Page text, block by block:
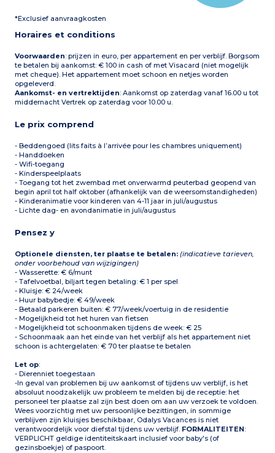
*Exclusief aanvraagkosten
Horaires et conditions
Voorwaarden: prijzen in euro, per appartement en per verblijf. Borgsom
te betalen bij aankomst: € 100 in cash of met Visacard (niet mogelijk
met cheque). Het appartement moet schoon en netjes worden
opgeleverd.
Aankomst- en vertrektijden: Aankomst op zaterdag vanaf 16.00 u tot
middernacht Vertrek op zaterdag voor 10.00 u.
Le prix comprend
- Beddengoed (lits faits à l’arrivée pour les chambres uniquement)
- Handdoeken
- Wifi-toegang
- Kinderspeelplaats
- Toegang tot het zwembad met onverwarmd peuterbad geopend van
begin april tot half oktober (afhankelijk van de weersomstandigheden)
- Kinderanimatie voor kinderen van 4-11 jaar in juli/augustus
- Lichte dag- en avondanimatie in juli/augustus
Pensez y
Optionele diensten, ter plaatse te betalen: (indicatieve tarieven,
onder voorbehoud van wijzigingen)
- Wasserette: € 6/munt
- Tafelvoetbal, biljart tegen betaling: € 1 per spel
- Kluisje: € 24/week
- Huur babybedje: € 49/week
- Betaald parkeren buiten: € 77/week/voertuig in de residentie
- Mogelijkheid tot het huren van fietsen
- Mogelijkheid tot schoonmaken tijdens de week: € 25
- Schoonmaak aan het einde van het verblijf als het appartement niet
schoon is achtergelaten: € 70 ter plaatse te betalen
Let op:
- Dierenniet toegestaan
-In geval van problemen bij uw aankomst of tijdens uw verblijf, is het
absoluut noodzakelijk uw probleem te melden bij de receptie: het
personeel ter plaatse zal zijn best doen om aan uw verzoek te voldoen.
Wees voorzichtig met uw persoonlijke bezittingen, in sommige
verblijven zijn kluisjes beschikbaar, Odalys Vacances is niet
verantwoordelijk voor diefstal tijdens uw verblijf. FORMALITEITEN:
VERPLICHT geldige identiteitskaart inclusief voor baby's (of
gezinsboekje) of paspoort.